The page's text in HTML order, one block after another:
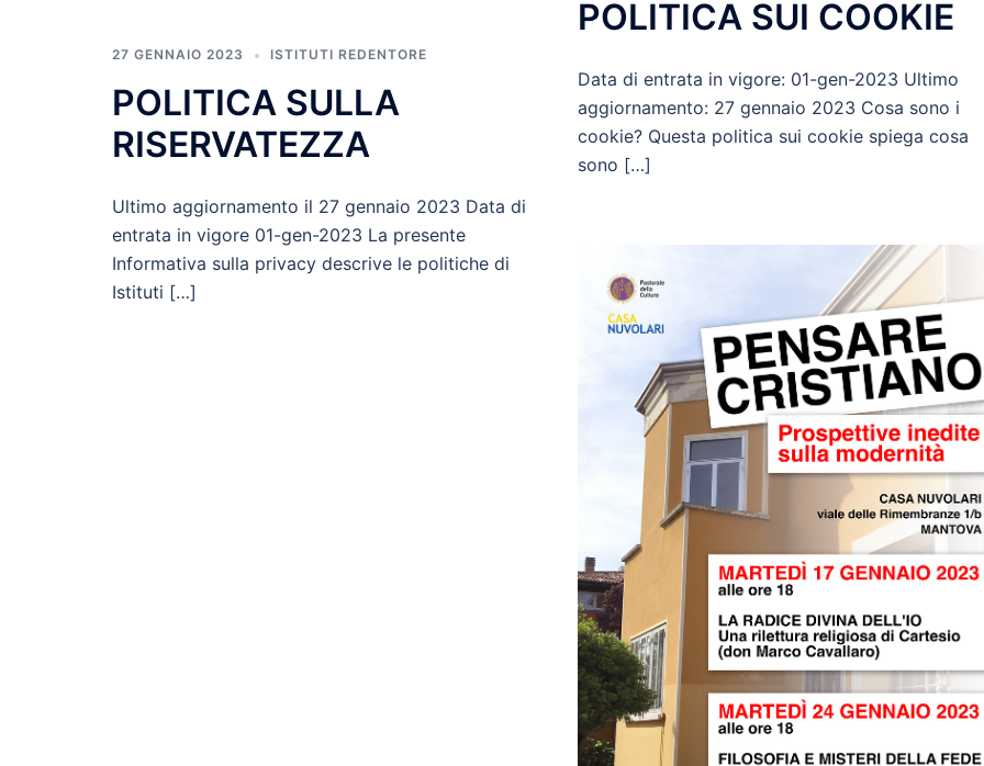
POLITICA SUI COOKIE
Data di entrata in vigore: 01-gen-2023 Ultimo
aggiornamento: 27 gennaio 2023 Cosa sono i
cookie? Questa politica sui cookie spiega cosa
sono […]
27 GENNAIO 2023 ISTITUTI REDENTORE
POLITICA SULLA
RISERVATEZZA
Ultimo aggiornamento il 27 gennaio 2023 Data di
entrata in vigore 01-gen-2023 La presente
Informativa sulla privacy descrive le politiche di
Istituti […]